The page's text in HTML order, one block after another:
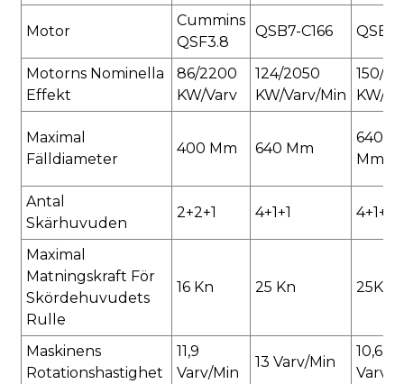
Motor
Cummins
QSF3.8
QSB7-C166 QSB7
Motorns Nominella
Effekt
86/2200
KW/varv
124/2050
KW/varv/min
150/
KW/
Maximal
Fälldiameter
400 Mm 640 Mm
640
Mm
Antal
Skärhuvuden
2+2+1 4+1+1 4+1+1
Maximal
Matningskraft För
Skördehuvudets
Rulle
16 Kn 25 Kn 25KN/
Maskinens
Rotationshastighet
11,9
Varv/min
13 Varv/min
10,6
Varv/